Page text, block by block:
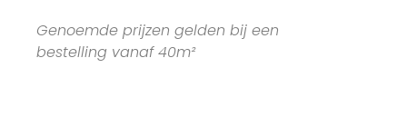
Genoemde prijzen gelden bij een
bestelling vanaf 40m²